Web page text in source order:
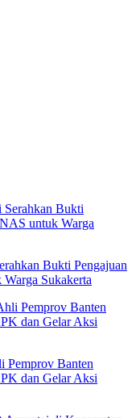
Bukti Pengajuan
Sukakerta
Pemprov Banten
dan Gelar Aksi